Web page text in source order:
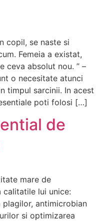
copil, se naste si
Femeia a existat,
ceva absolut nou. ” –
o necesitate atunci
timpul sarcinii. In acest
poti folosi […]
de
mare de
lui unice:
antimicrobian
si optimizarea